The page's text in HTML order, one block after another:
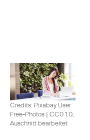
Credits: Pixabay User
Free-Photos | CC0 1.0,
Auschnitt bearbeitet